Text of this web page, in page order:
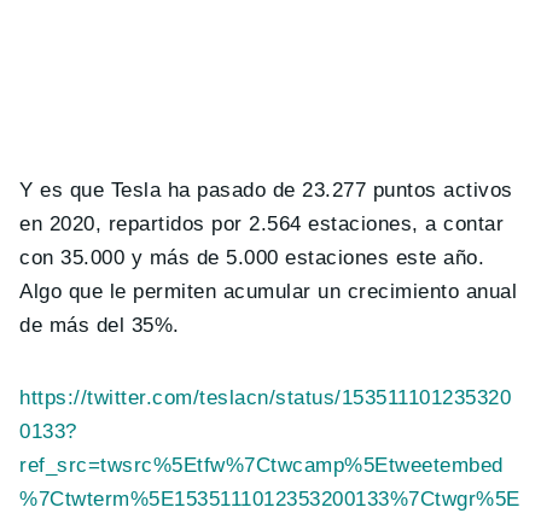
Y es que Tesla ha pasado de 23.277 puntos activos
en 2020, repartidos por 2.564 estaciones, a contar
con 35.000 y más de 5.000 estaciones este año.
Algo que le permiten acumular un crecimiento anual
de más del 35%.
https://twitter.com/teslacn/status/153511101235320
0133?
ref_src=twsrc%5Etfw%7Ctwcamp%5Etweetembed
%7Ctwterm%5E1535111012353200133%7Ctwgr%5E